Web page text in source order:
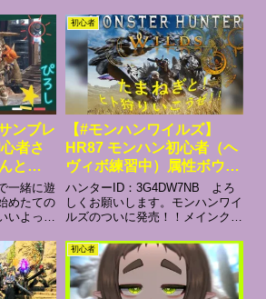
～。ロビー番号は固定コメントに
記載しています。２クエ交代でお
願いします。※ ランクに開きが
ある場合はランクが低い人を優
先...
ンブレ
者さ
とク
一緒に遊
めたての
いよって
メントに
交代でお
開きが
人を優
初心者
【#モンハンワイルズ】
HR87 モンハン初心者（ヘ
ヴィボ練習中）属性ボウガ
ンをそろえる旅！！まずは
雷か水！！
ハンターID：3G4DW7NB よろ
しくお願いします。モンハンワイ
ルズのついに発売！！メインク
Betaで遊べそうなので、↓のPCで
遊びます！！【OS 名】Microsoft
Windows 10 Home【CPU...
初心者